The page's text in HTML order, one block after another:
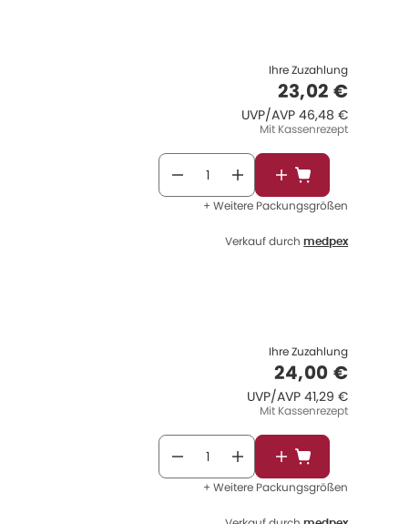
Ihre Zuzahlung
23,02 €
UVP/AVP UVP/AVP
46,48 €
Mit Kassenrezept
In den
+ Weitere Packungsgrößen
Verkauf durch medpex
Ihre Zuzahlung
24,00 €
UVP/AVP UVP/AVP
41,29 €
Mit Kassenrezept
In den
+ Weitere Packungsgrößen